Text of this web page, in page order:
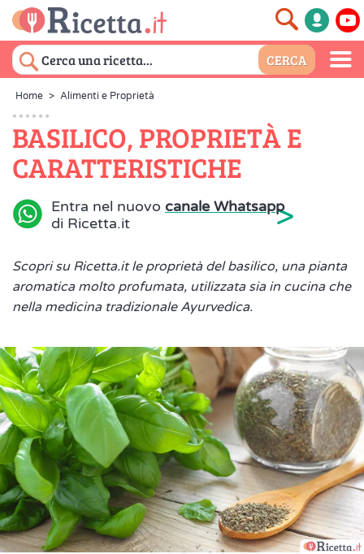
Home > Alimenti e Proprietà
BASILICO, PROPRIETÀ E
CARATTERISTICHE
Entra nel nuovo canale Whatsapp
di Ricetta.it
>
Scopri su Ricetta.it le proprietà del basilico, una pianta
aromatica molto profumata, utilizzata sia in cucina che
nella medicina tradizionale Ayurvedica.